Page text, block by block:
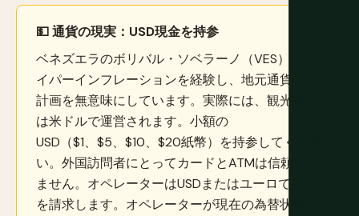
💵 通貨の現実：USD現金を持参
ベネズエラのボリバル・ソベラーノ（VES）はハ
イパーインフレーションを経験し、地元通貨での
計画を無意味にしています。実際には、観光経済
は米ドルで運営されます。小額の
USD（$1、$5、$10、$20紙幣）を持参してくださ
い。外国訪問者にとってカードとATMは信頼でき
ません。オペレーターはUSDまたはユーロで料金
を請求します。オペレーターが現在の為替状況に